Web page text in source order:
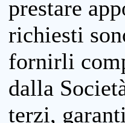
prestare
richiesti
fornirli
dalla
terzi,